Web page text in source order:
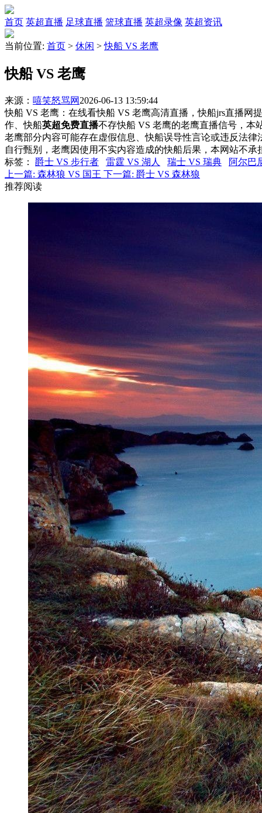
首页 英超直播 足球直播 篮球直播 英超录像 英超资讯
当前位置: 首页 > 休闲 >快船 VS 老鹰
快船 VS 老鹰
来源： 嘻笑怒骂网 2026-06-13 13:59:44
快船 VS 老鹰：在线看快船 VS 老鹰高清直播，快船jrs直播网
作、快船英超免费直播不存快船 VS 老鹰的老鹰直播信号，本
老鹰部分内容可能存在虚假信息、快船误导性言论或违反法律
自行甄别，老鹰因使用不实内容造成的快船后果，本网站不承
标签 ： 爵士 VS 步行者 雷霆 VS 湖人 瑞士 VS 瑞典
阿尔巴
上一篇: 森林狼 VS 国王 下一篇: 爵士 VS 森林狼
推荐阅读